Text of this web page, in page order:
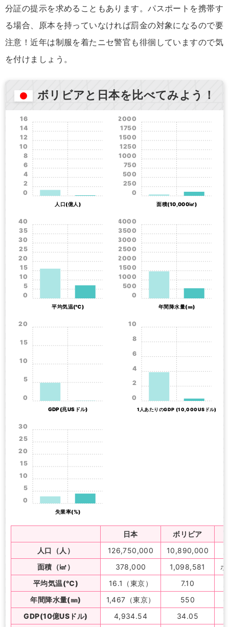
分証の提示を求めることもあります。パスポートを携帯す
る場合、原本を持っていなければ罰金の対象になるので要
注意！近年は制服を着たニセ警官も徘徊していますので気
を付けましょう。
ボリビアと日本を比べてみよう！
人口(億人)
0
2
4
6
8
10
12
14
16
面積(10,000㎢)
0
250
500
750
1000
1250
1500
1750
2000
平均気温(℃)
0
5
10
15
20
25
30
35
40
年間降水量(㎜)
0
500
1000
1500
2000
2500
3000
3500
4000
GDP(兆USドル)
0
5
10
15
20
1人あたりのGDP (10,000USドル)
0
2
4
6
8
10
失業率(%)
0
5
10
15
20
25
30
日本
ボリビア
人口（人）
126,750,000 10,890,000
面積（㎢）
378,000 1,098,581
平均気温(℃)
16.1（東京）
7.10
年間降水量(㎜)
1,467（東京） 550
GDP(10億USドル)
4,934.54 34.05